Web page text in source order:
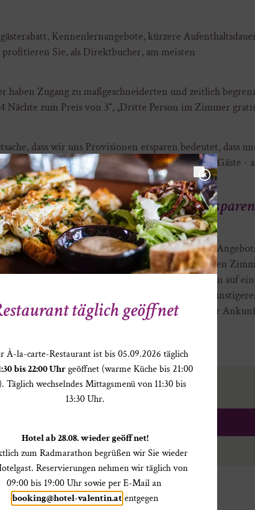
täglich geöffnet
À-la-carte-Restaurant ist bis 05.09.2026 täglich
bis 22:00 Uhrgeöffnet (warme Küche bis 21:00
Täglich wechselndes Mittagsmenü von 11:30 bis
13:30 Uhr.
Hotel ab 28.08. wieder geöffnet!
zum Radmarathon begrüßen wir Sie wieder
Reservierungen nehmen wir täglich von
09:00 bis 19:00 Uhr sowie per E-Mail an
booking@hotel-valentin.atentgegen
Kennenlernangebote, kürzere
Sie, als Direktbucher, am meisten
haben Zugang zu maßgeschneiderten und zeitlich
zum Preis von 3“, „Dritte Person im Zimmer
dass wir uns Provisionen ersparen bedeutet, dass
und besser zu werden. Wovon Sie - als unsere Gäste -
Direkt buchen und sparen
Sollten Sie am Tag unserer
buchbare Rate in der gleichen
vergleichbaren Bedingungen auf
erhalten Sie von uns den
Flasche Champagner bei der